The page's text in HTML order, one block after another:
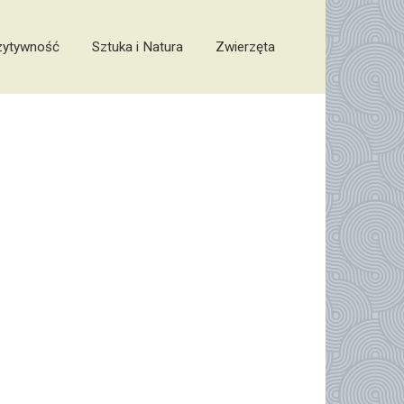
Sztuka i Natura Zwierzęta